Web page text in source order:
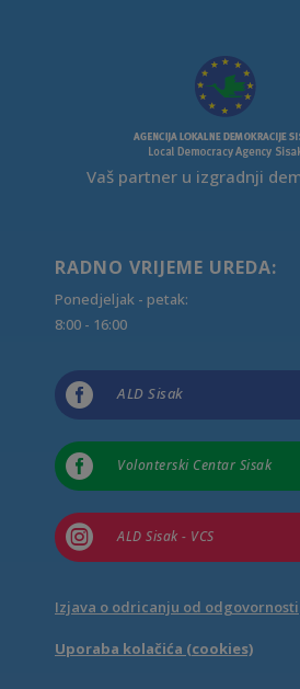
Vaš partner u izgradnji
RADNO VRIJEME UREDA:
Ponedjeljak - petak:
8:00 - 16:00
 ALD Sisak
 Volonterski Centar Sisak
 ALD Sisak - VCS
Izjava o odricanju od odgovornosti
Uporaba kolačića (cookies)